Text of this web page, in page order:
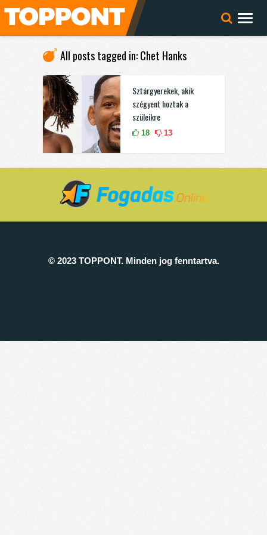
All posts tagged in: Chet Hanks
Sztárgyerekek, akik
szégyent hoztak a
szüleikre
18 13
© 2023 TOPPONT. Minden jog fenntartva.